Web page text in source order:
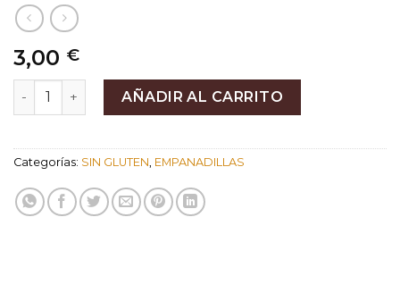
3,00 €
Empanadillas de Pisto y Atún cantidad
AÑADIR AL CARRITO
Categorías: SIN GLUTEN EMPANADILLAS